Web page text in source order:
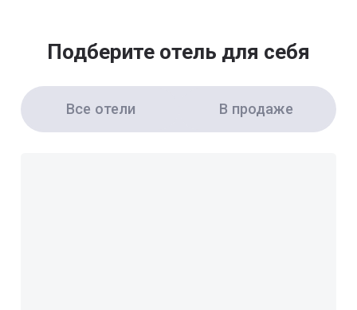
Подберите отель для себя
Все отели В продаже